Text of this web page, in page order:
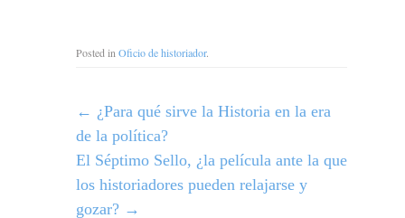
Posted inOficio de historiador.
← ¿Para qué sirve la Historia en la era
de la política?
El Séptimo Sello, ¿la película ante la que
los historiadores pueden relajarse y
gozar? →